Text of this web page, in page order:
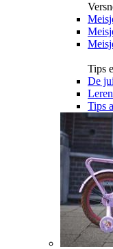
Tips
De
Tips